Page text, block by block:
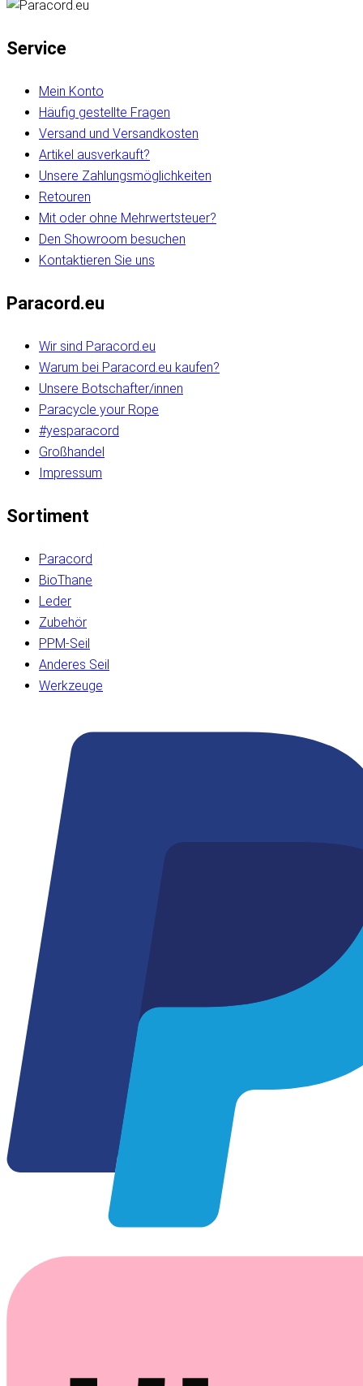
Service
Mein Konto
Häufig gestellte Fragen
Versand und Versandkosten
Artikel ausverkauft?
Unsere Zahlungsmöglichkeiten
Retouren
Mit oder ohne Mehrwertsteuer?
Den Showroom besuchen
Kontaktieren Sie uns
Paracord.eu
Wir sind Paracord.eu
Warum bei Paracord.eu kaufen?
Unsere Botschafter/innen
Paracycle your Rope
#yesparacord
Großhandel
Impressum
Sortiment
Paracord
BioThane
Leder
Zubehör
PPM-Seil
Anderes Seil
Werkzeuge